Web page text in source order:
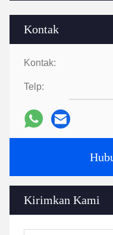
Kontak
Kontak:
Telp:
Kirimkan Kami